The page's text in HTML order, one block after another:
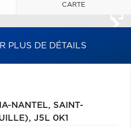
CARTE
PLUS DE DÉTAILS
NANTEL, SAINT-
J5L 0K1